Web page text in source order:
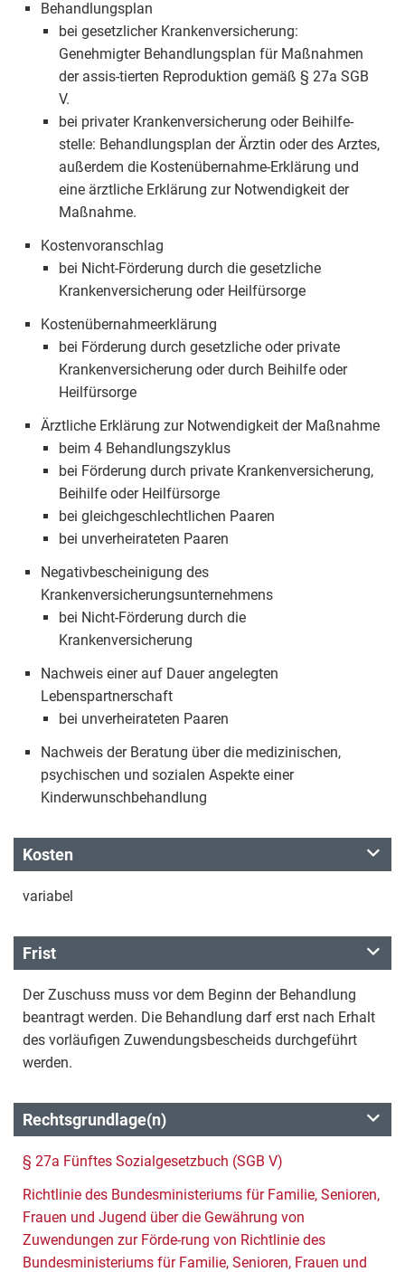
Behandlungsplan
bei gesetzlicher Krankenversicherung:
Genehmigter Behandlungsplan für Maßnahmen
der assis-tierten Reproduktion gemäß § 27a SGB
V.
bei privater Krankenversicherung oder Beihilfe-
stelle: Behandlungsplan der Ärztin oder des Arztes,
außerdem die Kostenübernahme-Erklärung und
eine ärztliche Erklärung zur Notwendigkeit der
Maßnahme.
Kostenvoranschlag
bei Nicht-Förderung durch die gesetzliche
Krankenversicherung oder Heilfürsorge
Kostenübernahmeerklärung
bei Förderung durch gesetzliche oder private
Krankenversicherung oder durch Beihilfe oder
Heilfürsorge
Ärztliche Erklärung zur Notwendigkeit der Maßnahme
beim 4 Behandlungszyklus
bei Förderung durch private Krankenversicherung,
Beihilfe oder Heilfürsorge
bei gleichgeschlechtlichen Paaren
bei unverheirateten Paaren
Negativbescheinigung des
Krankenversicherungsunternehmens
bei Nicht-Förderung durch die
Krankenversicherung
Nachweis einer auf Dauer angelegten
Lebenspartnerschaft
bei unverheirateten Paaren
Nachweis der Beratung über die medizinischen,
psychischen und sozialen Aspekte einer
Kinderwunschbehandlung
Kosten
variabel
Frist
Der Zuschuss muss vor dem Beginn der Behandlung
beantragt werden. Die Behandlung darf erst nach Erhalt
des vorläufigen Zuwendungsbescheids durchgeführt
werden.
Rechtsgrundlage(n)
§ 27a Fünftes Sozialgesetzbuch (SGB V)
Richtlinie des Bundesministeriums für Familie, Senioren,
Frauen und Jugend über die Gewährung von
Zuwendungen zur Förde-rung von Richtlinie des
Bundesministeriums für Familie, Senioren, Frauen und